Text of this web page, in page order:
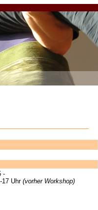
-
17 Uhr(vorher Workshop)